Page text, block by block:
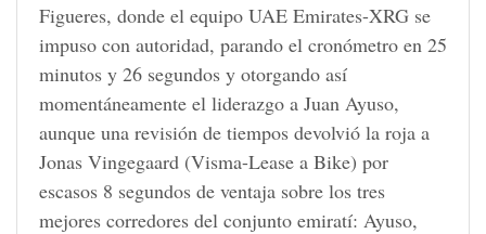
Figueres, donde el equipo UAE Emirates-XRG se
impuso con autoridad, parando el cronómetro en 25
minutos y 26 segundos y otorgando así
momentáneamente el liderazgo a Juan Ayuso,
aunque una revisión de tiempos devolvió la roja a
Jonas Vingegaard (Visma-Lease a Bike) por
escasos 8 segundos de ventaja sobre los tres
mejores corredores del conjunto emiratí: Ayuso,